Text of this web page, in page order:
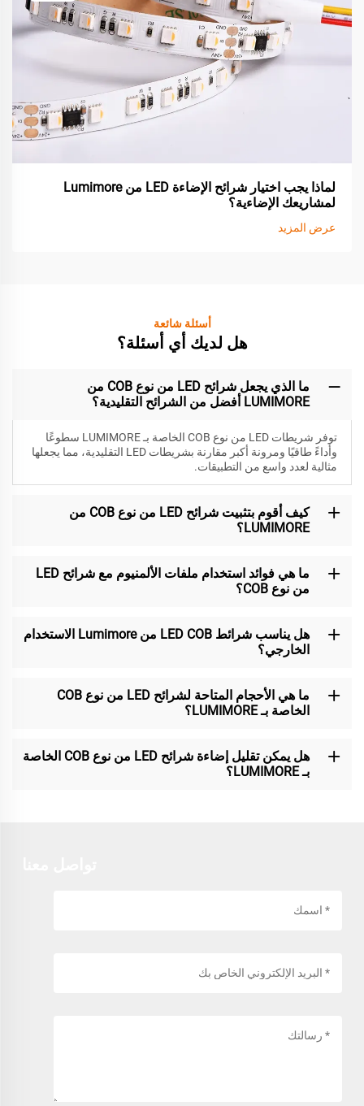
لماذا يجب اختيار شرائح الإضاءة LED من Lumimore
لمشاريعك الإضاءية؟
عرض المزيد
أسئلة شائعة
هل لديك أي أسئلة؟
ما الذي يجعل شرائح LED من نوع COB من
LUMIMORE أفضل من الشرائح التقليدية؟
توفر شريطات LED من نوع COB الخاصة بـ LUMIMORE سطوعًا
وأداءً طاقيًا ومرونة أكبر مقارنة بشريطات LED التقليدية، مما يجعلها
مثالية لعدد واسع من التطبيقات.
كيف أقوم بتثبيت شرائح LED من نوع COB من
LUMIMORE؟
ما هي فوائد استخدام ملفات الألمنيوم مع شرائح LED
من نوع COB؟
هل يناسب شرائط LED COB من Lumimore الاستخدام
الخارجي؟
ما هي الأحجام المتاحة لشرائح LED من نوع COB
الخاصة بـ LUMIMORE؟
هل يمكن تقليل إضاءة شرائح LED من نوع COB الخاصة
بـ LUMIMORE؟